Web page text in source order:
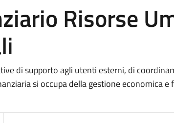
Risorse
di supporto agli utenti esterni, di
si occupa della gestione economica e